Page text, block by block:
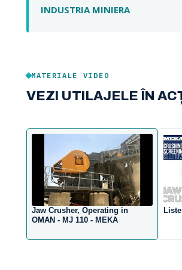
INDUSTRIA MINIERA
MATERIALE VIDEO
VEZI UTILAJELE ÎN
Jaw Crusher, Operating in
OMAN - MJ 110 - MEKA